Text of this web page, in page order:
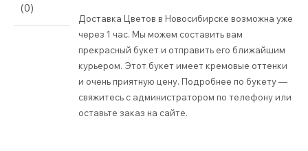
(0)
Доставка Цветов в Новосибирске возможна уже
через 1 час. Мы можем составить вам
прекрасный букет и отправить его ближайшим
курьером. Этот букет имеет кремовые оттенки
и очень приятную цену. Подробнее по букету —
свяжитесь с администратором по телефону или
оставьте заказ на сайте.